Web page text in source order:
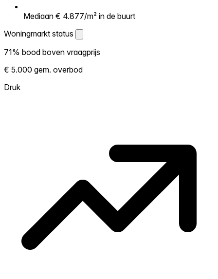
Mediaan € 4.877/m² in de buurt
Woningmarkt status
Woningmarkt status
Laat zien hoe competitief de markt hier is.
Hoe meer woningen boven vraagprijs
verkopen, hoe heter. Heet? Verwacht
71% bood boven vraagprijs
€ 5.000 gem. overbod
Druk